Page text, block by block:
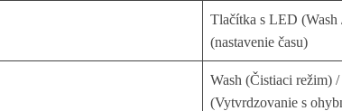
Tlačítka s LED
(nastavenie času)
Wash (Čistiaci režim)
(Vytvrdzovanie s